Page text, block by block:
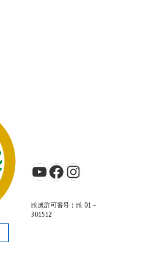
YouTube
Facebook
Instagram
派遣許可番号：派01 -
301512